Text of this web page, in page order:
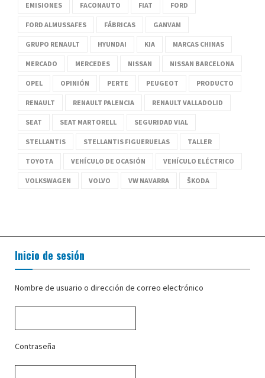
EMISIONES FACONAUTO FIAT FORD
FORD ALMUSSAFES FÁBRICAS GANVAM
GRUPO RENAULT HYUNDAI KIA MARCAS CHINAS
MERCADO MERCEDES NISSAN NISSAN BARCELONA
OPEL OPINIÓN PERTE PEUGEOT PRODUCTO
RENAULT RENAULT PALENCIA RENAULT VALLADOLID
SEAT SEAT MARTORELL SEGURIDAD VIAL
STELLANTIS STELLANTIS FIGUERUELAS TALLER
TOYOTA VEHÍCULO DE OCASIÓN VEHÍCULO ELÉCTRICO
VOLKSWAGEN VOLVO VW NAVARRA ŠKODA
Inicio de sesión
Nombre de usuario o dirección de correo electrónico
Contraseña